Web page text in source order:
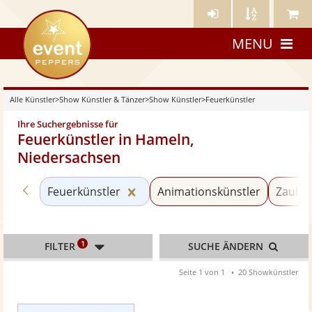
Künstler- Künstler Meine
eventpeppers
MENU
Alle Künstler>Show Künstler & Tänzer>Show Künstler>Feuerkünstler
Ihre Suchergebnisse für
Feuerkünstler in Hameln,
Niedersachsen
Zurück zu «Show Künstler»
Feuerkünstler Kategorie «Feuerkünstler»
Animationskünstler
FILTER 1 SUCHE ÄNDERN
Seite 1 von 1 20 Showkünstler